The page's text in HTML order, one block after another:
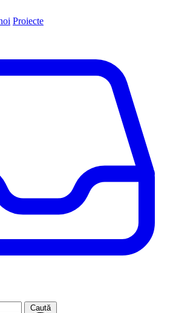
Proiecte
Caută